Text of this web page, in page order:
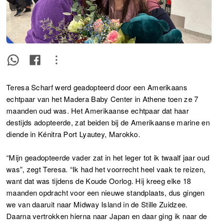
Teresa Scharf werd geadopteerd door een Amerikaans
echtpaar van het Madera Baby Center in Athene toen ze 7
maanden oud was. Het Amerikaanse echtpaar dat haar
destijds adopteerde, zat beiden bij de Amerikaanse marine en
diende in Kénitra Port Lyautey, Marokko.
“Mijn geadopteerde vader zat in het leger tot ik twaalf jaar oud
was”, zegt Teresa. “Ik had het voorrecht heel vaak te reizen,
want dat was tijdens de Koude Oorlog. Hij kreeg elke 18
maanden opdracht voor een nieuwe standplaats, dus gingen
we van daaruit naar Midway Island in de Stille Zuidzee.
Daarna vertrokken hierna naar Japan en daar ging ik naar de